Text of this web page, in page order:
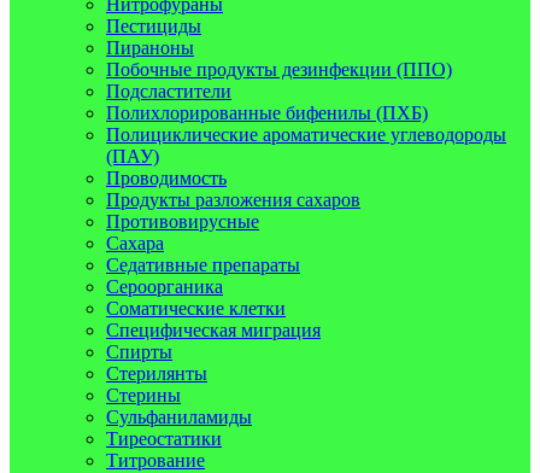
Нитрофураны
Пестициды
Пираноны
Побочные продукты дезинфекции (ППО)
Подсластители
Полихлорированные бифенилы (ПХБ)
Полициклические ароматические углеводороды
(ПАУ)
Проводимость
Продукты разложения сахаров
Противовирусные
Сахара
Седативные препараты
Сероорганика
Соматические клетки
Специфическая миграция
Спирты
Стерилянты
Стерины
Сульфаниламиды
Тиреостатики
Титрование